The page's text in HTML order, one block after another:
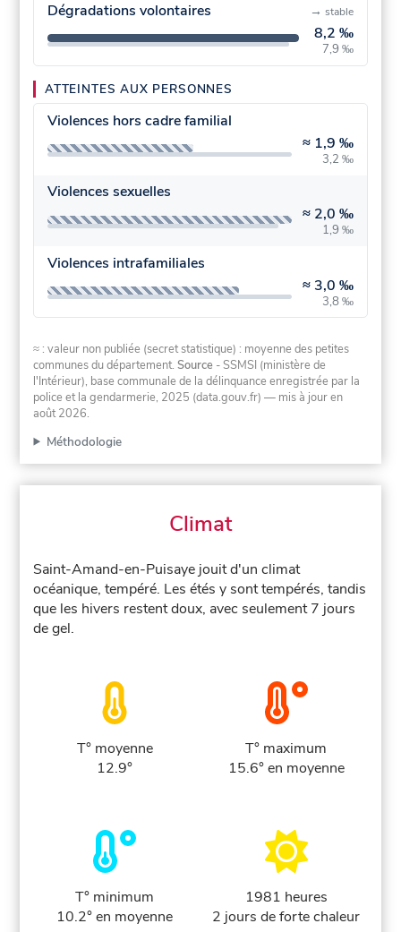
Dégradations volontaires
8,2 ‰
7,9 ‰
→ stable
ATTEINTES AUX PERSONNES
Violences hors cadre familial
≈ 1,9 ‰
3,2 ‰
Violences sexuelles
≈ 2,0 ‰
1,9 ‰
Violences intrafamiliales
≈ 3,0 ‰
3,8 ‰
≈ : valeur non publiée (secret statistique) : moyenne des petites
communes du département.Source - SSMSI (ministère de
l'Intérieur), base communale de la délinquance enregistrée par la
police et la gendarmerie, 2025 (data.gouv.fr) — mis à jour en
août 2026.
Méthodologie
Climat
Saint-Amand-en-Puisaye jouit d'un climat
océanique, tempéré. Les étés y sont tempérés, tandis
que les hivers restent doux, avec seulement 7 jours
de gel.
T° moyenne
12.9°
T° maximum
15.6° en moyenne
T° minimum
10.2° en moyenne
1981 heures
2 jours de forte chaleur